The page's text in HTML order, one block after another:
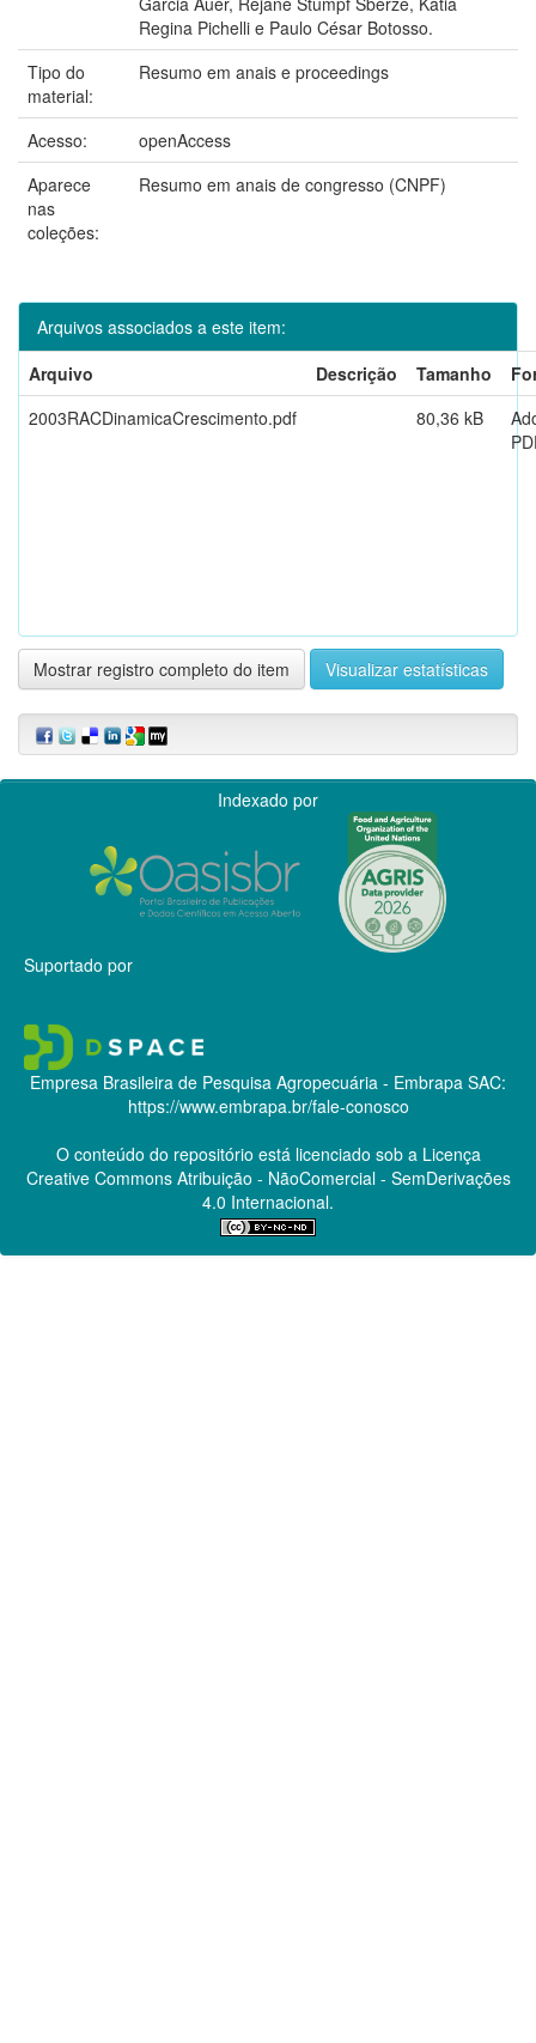
Regina Pichelli e Paulo César Botosso.
Tipo do
material:
Resumo em anais e proceedings
Acesso:
openAccess
Aparece
nas
coleções:
Resumo em anais de congresso (CNPF)
Arquivos associados a este item:
Arquivo
Descrição Tamanho
2003RACDinamicaCrescimento.pdf
80,36 kB
Mostrar registro completo do item Visualizar estatísticas
Indexado por
Suportado por
Empresa Brasileira de Pesquisa Agropecuária - Embrapa SAC:
https://www.embrapa.br/fale-conosco
O conteúdo do repositório está licenciado sob a Licença
Creative CommonsAtribuição - NãoComercial - SemDerivações
4.0 Internacional.